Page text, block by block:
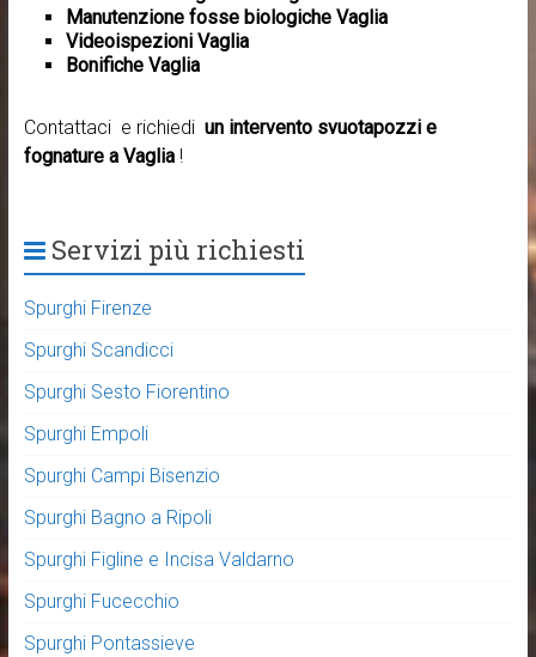
Manutenzione fosse biologiche Vaglia
Videoispezioni Vaglia
Bonifiche Vaglia
Contattaci e richiedi un intervento svuotapozzi e
fognature a Vaglia !
Servizi più richiesti
Spurghi Firenze
Spurghi Scandicci
Spurghi Sesto Fiorentino
Spurghi Empoli
Spurghi Campi Bisenzio
Spurghi Bagno a Ripoli
Spurghi Figline e Incisa Valdarno
Spurghi Fucecchio
Spurghi Pontassieve